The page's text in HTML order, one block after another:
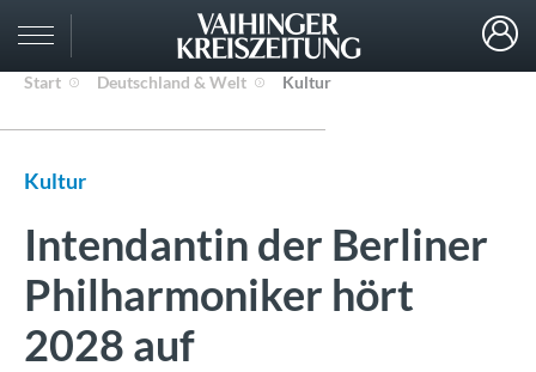
Start Deutschland & Welt Kultur
Kultur
Intendantin der Berliner
Philharmoniker hört
2028 auf